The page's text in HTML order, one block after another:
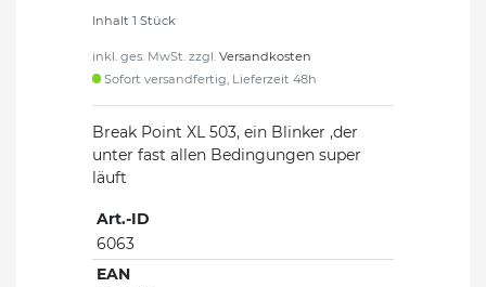
Inhalt 1 Stück
inkl. ges. MwSt. zzgl. Versandkosten
Sofort versandfertig, Lieferzeit 48h
Break Point XL 503, ein Blinker ,der
unter fast allen Bedingungen super
läuft
Art.-ID
6063
EAN